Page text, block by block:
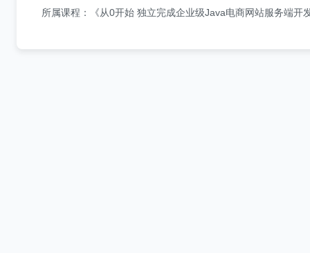
识点。总之这个课程让我学的很踏实很踏实。期待对应的前
所属课程：《从0开始 独立完成企业级Java电商网站服务端开